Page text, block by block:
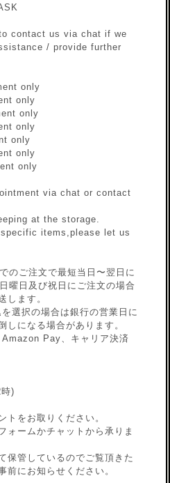
contact us via chat if we
/ provide further
only
only
only
only
only
only
only
via chat or contact
at the storage.
items,please let us
のご注文で最短当日〜翌日に
曜日及び祝日にご注文の場合
します。
選択の場合は銀行の営業日に
しになる場合があります。
Pay、キャリア決済
)
トをお取りください。
ォームかチャットから承りま
保管しているのでご覧頂きた
前にお知らせください。